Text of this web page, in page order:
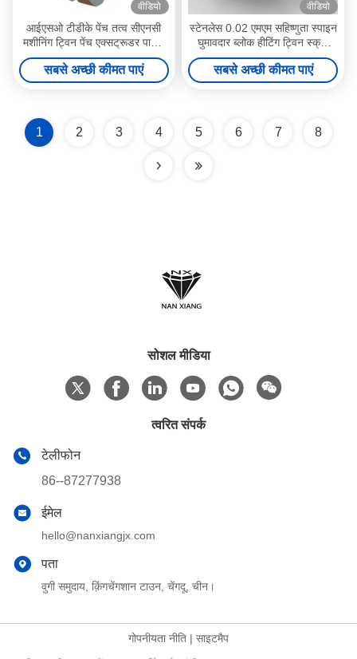
वीडियो
आईएसओ टीडीके पेंच तत्व सीएनसी
मशीनिंग ट्विन पेंच एक्सट्रूडर पार्ट्स
घटक
सबसे अच्छी कीमत पाएं
वीडियो
स्टेनलेस 0.02 एमएम सहिष्णुता स्पाइन
घुमावदार ब्लोक हीटिंग ट्विन स्क्रू
एक्सट्रूडर के लिए
सबसे अच्छी कीमत पाएं
1 2 3 4 5 6 7 8
सोशल मीडिया
त्वरित संपर्क
टेलीफोन
86--87277938
ईमेल
hello@nanxiangjx.com
पता
वुगी समुदाय, क़िंगचेंगशान टाउन, चेंगदू, चीन।
गोपनीयता नीति | साइटमैप